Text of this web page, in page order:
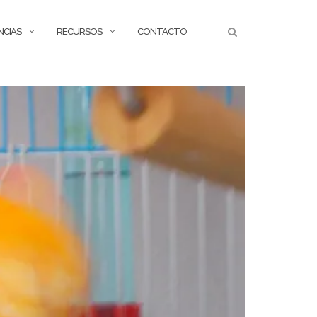
RECURSOS CONTACTO